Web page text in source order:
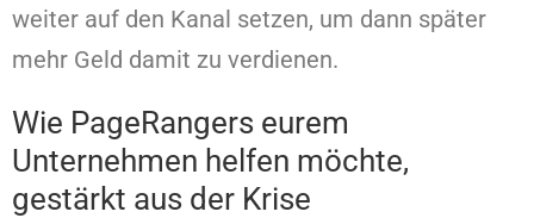
weiter auf den Kanal setzen, um dann später
mehr Geld damit zu verdienen.
Wie PageRangers eurem
Unternehmen helfen möchte,
gestärkt aus der Krise